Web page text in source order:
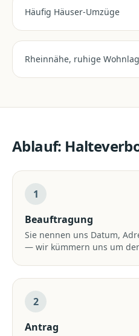
Häufig Häuser-Umzüge
Rheinnähe, ruhige
Ablauf:
1
Beauftragung
Sie nennen uns Datum,
— wir kümmern uns um
2
Antrag